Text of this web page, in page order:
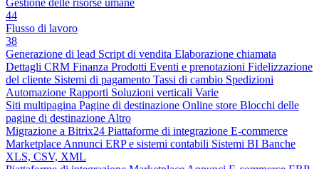
Gestione delle risorse umane
44
Flusso di lavoro
38
Generazione di lead Script di vendita Elaborazione chiamata
Dettagli CRM Finanza Prodotti Eventi e prenotazioni Fidelizzazione
del cliente Sistemi di pagamento Tassi di cambio Spedizioni
Automazione Rapporti Soluzioni verticali Varie
Siti multipagina Pagine di destinazione Online store Blocchi delle
pagine di destinazione Altro
Migrazione a Bitrix24 Piattaforme di integrazione E-commerce
Marketplace Annunci ERP e sistemi contabili Sistemi BI Banche
XLS, CSV, XML